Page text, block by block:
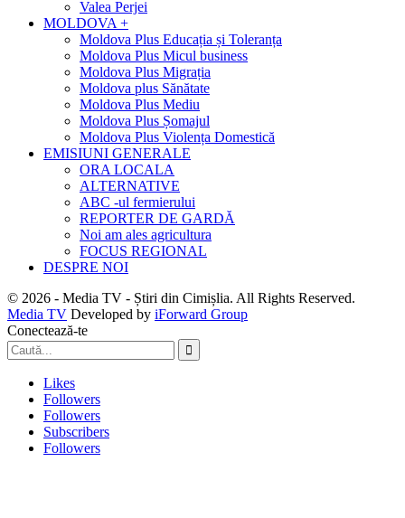
Valea Perjei
MOLDOVA +
Moldova Plus Educația și Toleranța
Moldova Plus Micul business
Moldova Plus Migrația
Moldova plus Sănătate
Moldova Plus Mediu
Moldova Plus Șomajul
Moldova Plus Violența Domestică
EMISIUNI GENERALE
ORA LOCALA
ALTERNATIVE
ABC -ul fermierului
REPORTER DE GARDĂ
Noi am ales agricultura
FOCUS REGIONAL
DESPRE NOI
© 2026 - Media TV - Știri din Cimișlia. All Rights Reserved.
Media TV Developed by iForward Group
Conectează-te
Likes
Followers
Followers
Subscribers
Followers